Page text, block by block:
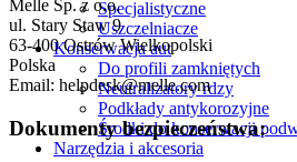
Specjalistyczne
Uszczelniacze
Konserwacja aut
Do profili zamkniętych
Neutralizatory rdzy
Podkłady antykorozyjne
Środki do konserwacji
Narzędzia i akcesoria
Melle Sp. z o.o.
ul. Stary Staw 9
63-400 Ostrów Wielkopolski
Polska
Email: helpdesk@melle.com
Dokumenty bezpieczeństwa: